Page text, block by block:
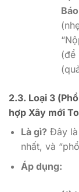
(để
2.3. Loại 3
hợp Xây mới
Là gì? Đây là
nhất, và
Áp dụng: